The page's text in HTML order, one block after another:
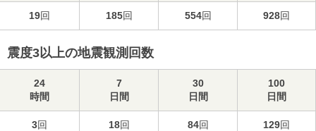
19回 185回 554回 928回
震度3以上の地震観測回数
24
時間
7
日間
30
日間
100
日間
3回 18回 84回 129回